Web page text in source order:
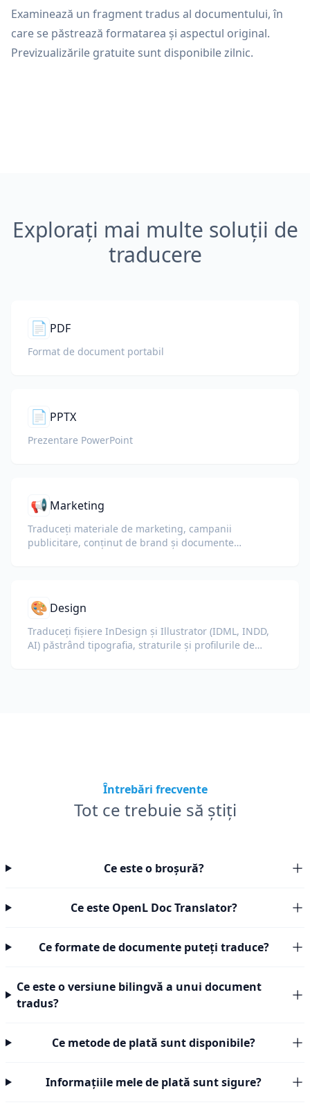
Examinează un fragment tradus al documentului, în
care se păstrează formatarea și aspectul original.
Previzualizările gratuite sunt disponibile zilnic.
Explorați mai multe soluții de
traducere
📄 PDF
Format de document portabil
📄 PPTX
Prezentare PowerPoint
📢 Marketing
Traduceți materiale de marketing, campanii
publicitare, conținut de brand și documente
🎨 Design
Traduceți fișiere InDesign și Illustrator (IDML, INDD,
AI) păstrând tipografia, straturile și profilurile de
Întrebări frecvente
Tot ce trebuie să știți
Ce este o broșură?
Ce este OpenL Doc Translator?
Ce formate de documente puteți traduce?
Ce este o versiune bilingvă a unui document
tradus?
Ce metode de plată sunt disponibile?
Informațiile mele de plată sunt sigure?